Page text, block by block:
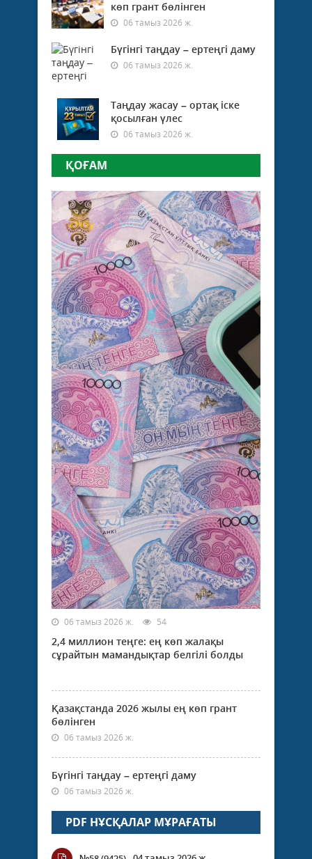
көп грант бөлінген
06 тамыз 2026 ж.
Бүгінгі таңдау – ертеңгі даму
06 тамыз 2026 ж.
Таңдау жасау – ортақ іске
қосылған үлес
06 тамыз 2026 ж.
ҚОҒАМ
06 тамыз 2026 ж. 54
2,4 миллион теңге: ең көп жалақы
сұрайтын мамандықтар белгілі болды
Қазақстанда 2026 жылы ең көп грант
бөлінген
06 тамыз 2026 ж.
Бүгінгі таңдау – ертеңгі даму
06 тамыз 2026 ж.
PDF НҰСҚАЛАР МҰРАҒАТЫ